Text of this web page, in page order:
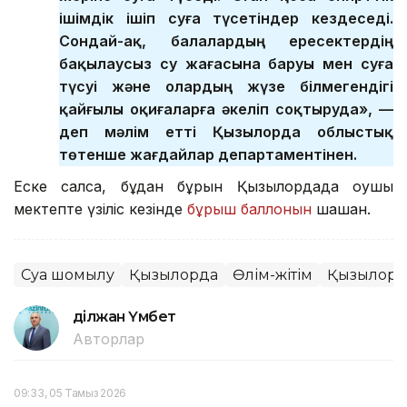
ішімдік ішіп суға түсетіндер кездеседі.
Сондай-ақ, балалардың ересектердің
бақылаусыз су жағасына баруы мен суға
түсуі және олардың жүзе білмегендігі
қайғылы оқиғаларға әкеліп соқтыруда», —
деп мәлім етті Қызылорда облыстық
төтенше жағдайлар департаментінен.
Еске салсақ, бұдан бұрын Қызылордада оқушы
мектепте үзіліс кезінде бұрыш баллонын шашқан.
Суға шомылу Қызылорда Өлім-жітім
Әділжан Үмбет
Авторлар
09:33, 05 Тамыз 2026